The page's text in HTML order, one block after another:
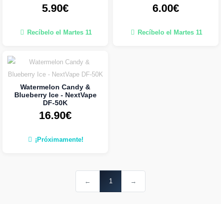
5.90€
Recíbelo el Martes 11
6.00€
Recíbelo el Martes 11
Watermelon Candy &
Blueberry Ice - NextVape
DF-50K
16.90€
¡Próximamente!
← 1 →